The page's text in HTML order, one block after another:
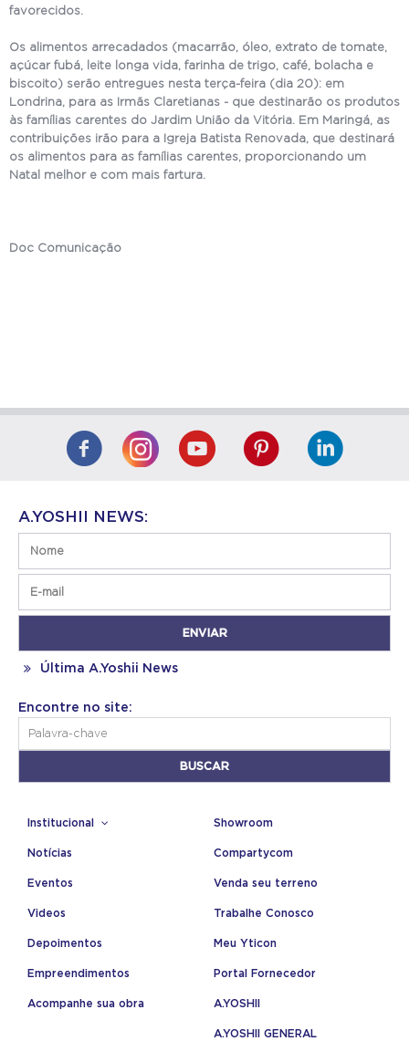
favorecidos.
Os alimentos arrecadados (macarrão, óleo, extrato de tomate,
açúcar fubá, leite longa vida, farinha de trigo, café, bolacha e
biscoito) serão entregues nesta terça-feira (dia 20): em
Londrina, para as Irmãs Claretianas - que destinarão os produtos
às famílias carentes do Jardim União da Vitória. Em Maringá, as
contribuições irão para a Igreja Batista Renovada, que destinará
os alimentos para as famílias carentes, proporcionando um
Natal melhor e com mais fartura.
Doc Comunicação
A.YOSHII NEWS:
Última A.Yoshii News
Encontre no site:
Institucional
Notícias
Eventos
Videos
Depoimentos
Empreendimentos
Acompanhe sua obra
Showroom
Compartycom
Venda seu terreno
Trabalhe Conosco
Meu Yticon
Portal Fornecedor
A.YOSHII
A.YOSHII GENERAL